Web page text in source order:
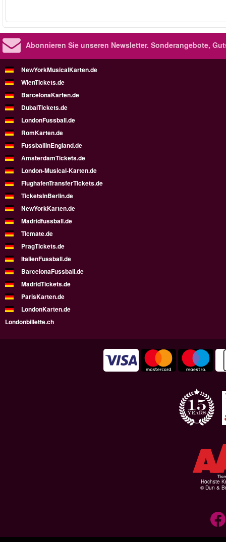
Abonnieren Sie unseren Newsletter. Sonderangebote,
NewYorkMusicalKarten.de
WienTickets.de
BarcelonaKarten.de
DubaiTickets.de
LondonFussball.de
RomKarten.de
FussballinEngland.de
AmsterdamTickets.de
London-Musical-Karten.de
FlughafenTransferTickets.de
TicketsInBerlin.de
NewYorkKarten.de
Madridfussball.de
Ticmate.de
PragTickets.de
ItalienFussball.de
BarcelonaFussball.de
MadridTickets.de
ParisKarten.de
LondonKarten.de
Londonbillette.ch
Höchste
© Dun &